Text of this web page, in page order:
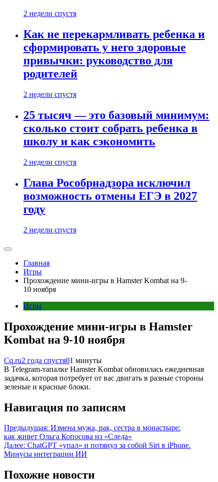
2 недели спустя
Как не перекармливать ребенка и
сформировать у него здоровые
привычки: руководство для
родителей
2 недели спустя
25 тысяч — это базовый минимум:
сколько стоит собрать ребенка в
школу и как сэкономить
2 недели спустя
Глава Рособрнадзора исключил
возможность отмены ЕГЭ в 2027
году
2 недели спустя
Главная
Игры
Прохождение мини-игры в Hamster Kombat на 9-
10 ноября
Игры
Прохождение мини-игры в Hamster
Kombat на 9-10 ноября
Cq.ru2 года спустя01 минуты
В Telegram-тапалке Hamster Kombat обновилась ежедневная
задачка, которая потребует от вас двигать в разные стороны
зеленые и красные блоки.
Навигация по записям
Предыдущая: Измена мужа, рак, сестра в монастыре:
как живет Ольга Копосова из «Следа»
Далее: ChatGPT «упал» и потянул за собой Siri в iPhone.
Минусы интеграции ИИ
Похожие новости